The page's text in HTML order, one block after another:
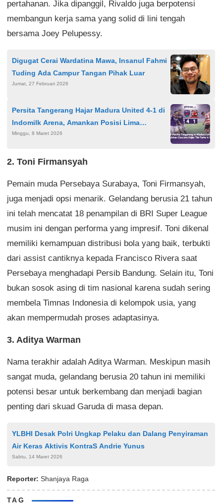
pertahanan. Jika dipanggil, Rivaldo juga berpotensi
membangun kerja sama yang solid di lini tengah
bersama Joey Pelupessy.
Digugat Cerai Wardatina Mawa, Insanul Fahmi
Tuding Ada Campur Tangan Pihak Luar
Jumat, 27 Februari 2026
Persita Tangerang Hajar Madura United 4-1 di
Indomilk Arena, Amankan Posisi Lima
Klasemen
Minggu, 8 Maret 2026
2. Toni Firmansyah
Pemain muda Persebaya Surabaya, Toni Firmansyah,
juga menjadi opsi menarik. Gelandang berusia 21 tahun
ini telah mencatat 18 penampilan di BRI Super League
musim ini dengan performa yang impresif. Toni dikenal
memiliki kemampuan distribusi bola yang baik, terbukti
dari assist cantiknya kepada Francisco Rivera saat
Persebaya menghadapi Persib Bandung. Selain itu, Toni
bukan sosok asing di tim nasional karena sudah sering
membela Timnas Indonesia di kelompok usia, yang
akan mempermudah proses adaptasinya.
3. Aditya Warman
Nama terakhir adalah Aditya Warman. Meskipun masih
sangat muda, gelandang berusia 20 tahun ini memiliki
potensi besar untuk berkembang dan menjadi bagian
penting dari skuad Garuda di masa depan.
YLBHI Desak Polri Ungkap Pelaku dan Dalang Penyiraman
Air Keras Aktivis KontraS Andrie Yunus
Sabtu, 14 Maret 2026
Reporter: Shanjaya Raga
TAG